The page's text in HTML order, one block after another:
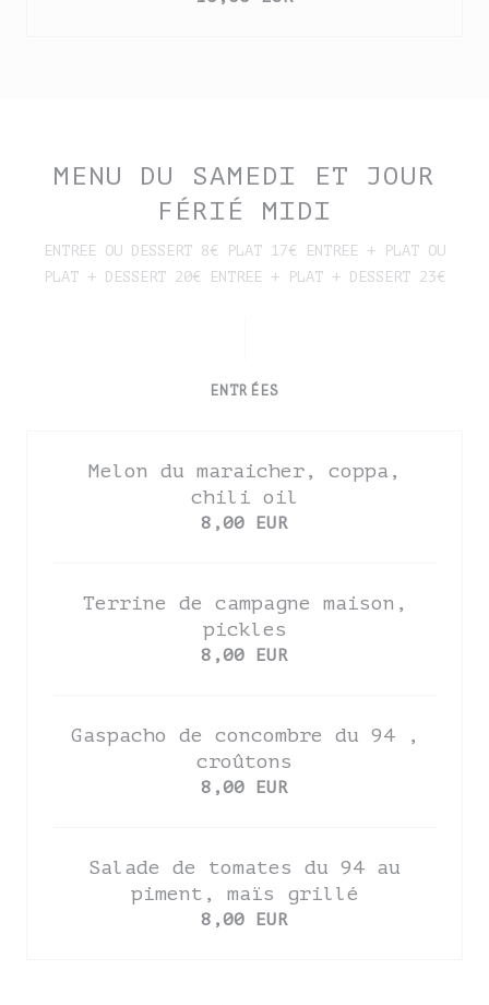
MENU DU SAMEDI ET JOUR
FÉRIÉ MIDI
ENTREE OU DESSERT 8€ PLAT 17€ ENTREE + PLAT OU
PLAT + DESSERT 20€ ENTREE + PLAT + DESSERT 23€
ENTRÉES
Melon du maraicher, coppa,
chili oil
8,00 EUR
Terrine de campagne maison,
pickles
8,00 EUR
Gaspacho de concombre du 94 ,
croûtons
8,00 EUR
Salade de tomates du 94 au
piment, maïs grillé
8,00 EUR